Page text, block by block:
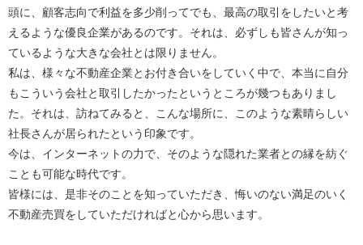
頭に、顧客志向で利益を多少削ってでも、最高の取引をしたいと考
えるような優良企業があるのです。それは、必ずしも皆さんが知っ
ているような大きな会社とは限りません。
私は、様々な不動産企業とお付き合いをしていく中で、本当に自分
もこういう会社と取引したかったというところが幾つもありまし
た。それは、訪ねてみると、こんな場所に、このような素晴らしい
社長さんが居られたという印象です。
今は、インターネットの力で、そのような隠れた業者との縁を紡ぐ
ことも可能な時代です。
皆様には、是非そのことを知っていただき、悔いのない満足のいく
不動産売買をしていただければと心から思います。